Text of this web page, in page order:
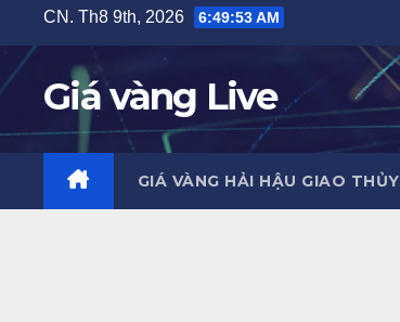
content
CN. Th8 9th, 2026 6:49:54 AM
Giá vàng Live
GIÁ VÀNG HẢI HẬU GIAO THỦY